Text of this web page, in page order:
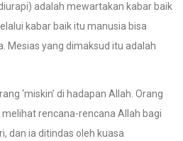
adalah mewartakan kabar baik
kabar baik itu manusia bisa
Mesias yang dimaksud itu adalah
‘miskin’ di hadapan Allah. Orang
melihat rencana-rencana Allah bagi
dan ia ditindas oleh kuasa